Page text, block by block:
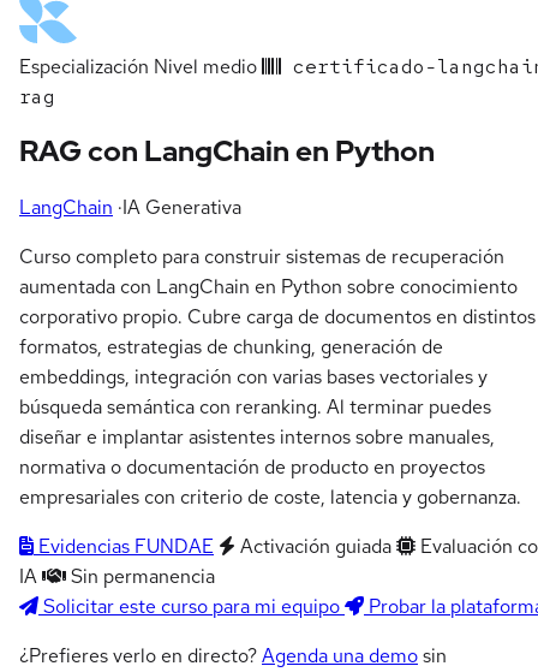
Especialización Nivel medio
certificado-
rag
RAG con LangChain en Python
LangChain ·IA Generativa
Curso completo para construir sistemas de recuperación
aumentada con LangChain en Python sobre conocimiento
corporativo propio. Cubre carga de documentos en distintos
formatos, estrategias de chunking, generación de
embeddings, integración con varias bases vectoriales y
búsqueda semántica con reranking. Al terminar puedes
diseñar e implantar asistentes internos sobre manuales,
normativa o documentación de producto en proyectos
empresariales con criterio de coste, latencia y gobernanza.
Evidencias FUNDAE
Activación guiada
Evaluación
IA
Sin permanencia
Solicitar este curso para mi equipo
Probar la
¿Prefieres verlo en directo?Agenda una demosin